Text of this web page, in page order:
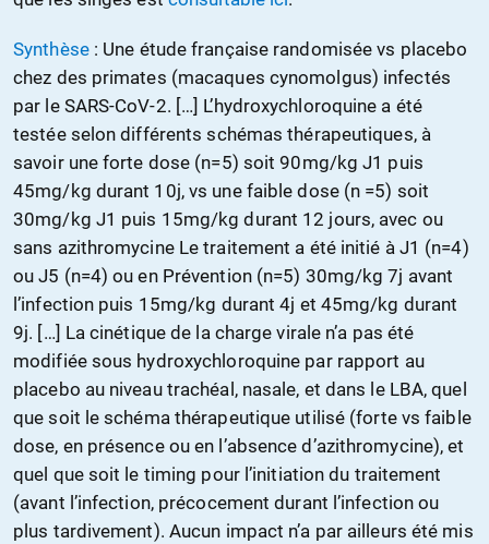
Synthèse: Une étude française randomisée vs placebo
chez des primates (macaques cynomolgus) infectés
par le SARS-CoV-2. […] L’hydroxychloroquine a été
testée selon différents schémas thérapeutiques, à
savoir une forte dose (n=5) soit 90mg/kg J1 puis
45mg/kg durant 10j, vs une faible dose (n =5) soit
30mg/kg J1 puis 15mg/kg durant 12 jours, avec ou
sans azithromycine Le traitement a été initié à J1 (n=4)
ou J5 (n=4) ou en Prévention (n=5) 30mg/kg 7j avant
l’infection puis 15mg/kg durant 4j et 45mg/kg durant
9j. […] La cinétique de la charge virale n’a pas été
modifiée sous hydroxychloroquine par rapport au
placebo au niveau trachéal, nasale, et dans le LBA, quel
que soit le schéma thérapeutique utilisé (forte vs faible
dose, en présence ou en l’absence d’azithromycine), et
quel que soit le timing pour l’initiation du traitement
(avant l’infection, précocement durant l’infection ou
plus tardivement). Aucun impact n’a par ailleurs été mis